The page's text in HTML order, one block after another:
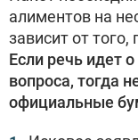
алиментов на
зависит от
Если речь идет
вопроса, тогда
официальные